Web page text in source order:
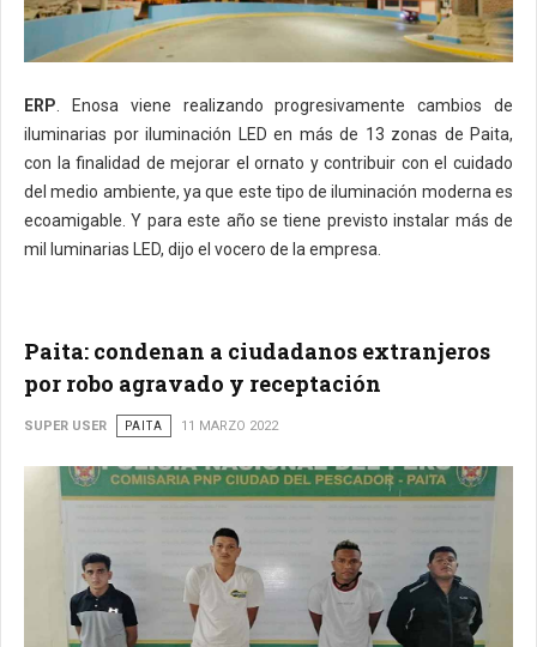
ERP . Enosa viene realizando progresivamente cambios de
iluminarias por iluminación LED en más de 13 zonas de Paita,
con la finalidad de mejorar el ornato y contribuir con el cuidado
del medio ambiente, ya que este tipo de iluminación moderna es
ecoamigable. Y para este año se tiene previsto instalar más de
mil luminarias LED, dijo el vocero de la empresa.
Paita: condenan a ciudadanos extranjeros
por robo agravado y receptación
SUPER USER PAITA 11 MARZO 2022